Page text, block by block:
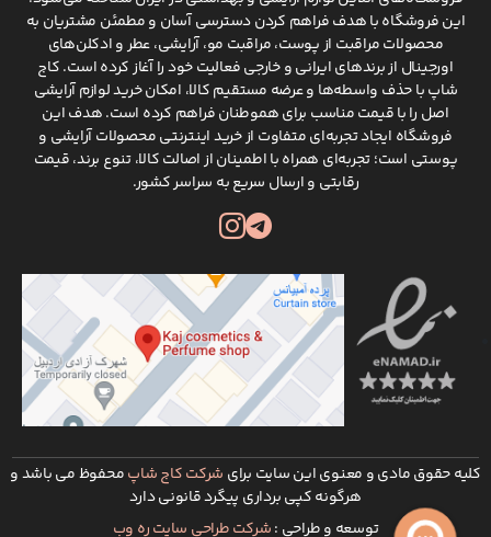
این فروشگاه با هدف فراهم کردن دسترسی آسان و مطمئن مشتریان به
محصولات مراقبت از پوست، مراقبت مو، آرایشی، عطر و ادکلن‌های
اورجینال از برندهای ایرانی و خارجی فعالیت خود را آغاز کرده است. کاج
شاپ با حذف واسطه‌ها و عرضه مستقیم کالا، امکان خرید لوازم آرایشی
اصل را با قیمت مناسب برای هموطنان فراهم کرده است. هدف این
فروشگاه ایجاد تجربه‌ای متفاوت از خرید اینترنتی محصولات آرایشی و
پوستی است؛ تجربه‌ای همراه با اطمینان از اصالت کالا، تنوع برند، قیمت
رقابتی و ارسال سریع به سراسر کشور.
کلیه حقوق مادی و معنوی این سایت برای شرکت کاج شاپمحفوظ می باشد و
هرگونه کپی برداری پیگرد قانونی دارد
توسعه و طراحی :شرکت طراحی سایت ره وب